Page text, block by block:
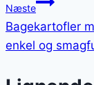
Næste
Bagekartofler
enkel og